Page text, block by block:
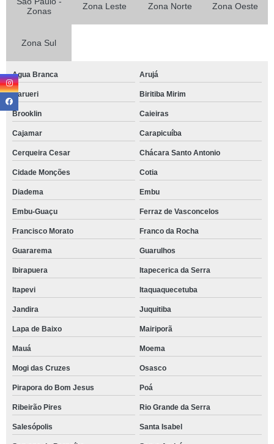
Zonas
Zona Leste Zona Norte Zona Oeste
Zona Sul
Agua Branca Arujá
Barueri Biritiba Mirim
Brooklin Caieiras
Cajamar Carapicuíba
Cerqueira Cesar Chácara Santo Antonio
Cidade Monções Cotia
Diadema Embu
Embu-Guaçu Ferraz de Vasconcelos
Francisco Morato Franco da Rocha
Guararema Guarulhos
Ibirapuera Itapecerica da Serra
Itapevi Itaquaquecetuba
Jandira Juquitiba
Lapa de Baixo Mairiporã
Mauá Moema
Mogi das Cruzes Osasco
Pirapora do Bom Jesus Poá
Ribeirão Pires Rio Grande da Serra
Salesópolis Santa Isabel